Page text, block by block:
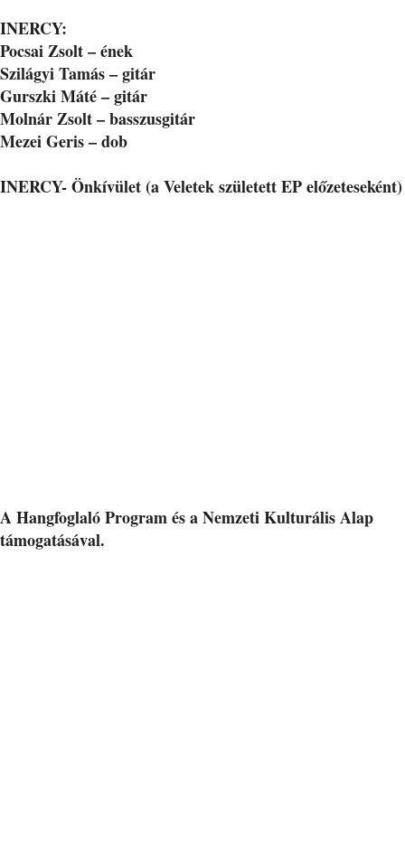
INERCY:
Pocsai Zsolt – ének
Szilágyi Tamás – gitár
Gurszki Máté – gitár
Molnár Zsolt – basszusgitár
Mezei Geris – dob
INERCY- Önkívület (a Veletek született EP előzeteseként)
A Hangfoglaló Program és a Nemzeti Kulturális Alap
támogatásával.